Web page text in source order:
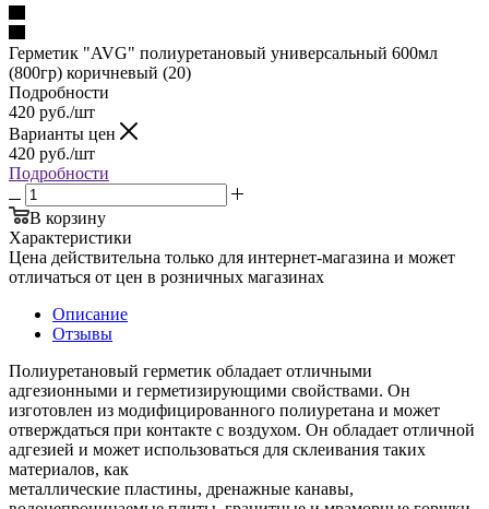
Герметик "AVG" полиуретановый универсальный 600мл
(800гр) коричневый (20)
Подробности
420 руб./шт
Варианты цен
420 руб./шт
Подробности
В корзину
Характеристики
Цена действительна только для интернет-магазина и может
отличаться от цен в розничных магазинах
Описание
Отзывы
Полиуретановый герметик обладает отличными
адгезионными и герметизирующими свойствами. Он
изготовлен из модифицированного полиуретана и может
отверждаться при контакте с воздухом. Он обладает отличной
адгезией и может использоваться для склеивания таких
материалов, как
металлические пластины, дренажные канавы,